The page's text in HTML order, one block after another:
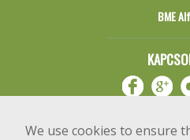
We use cookies to ensure
BME